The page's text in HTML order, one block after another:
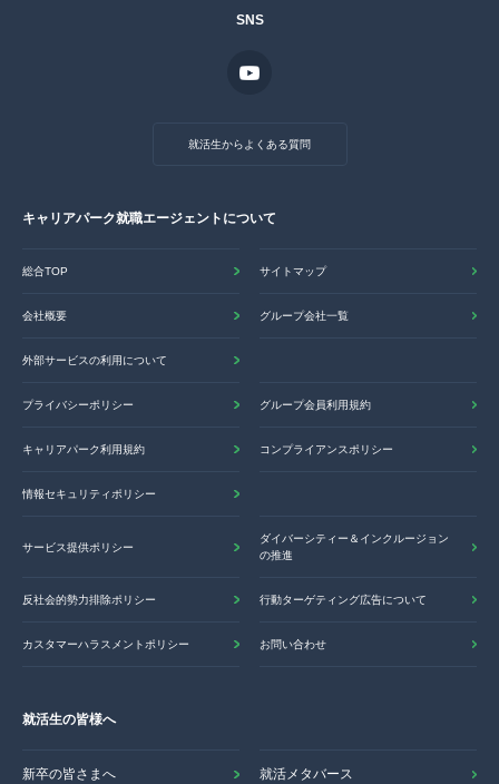
SNS
就活生からよくある質問
キャリアパーク就職エージェントについて
総合TOP サイトマップ
会社概要 グループ会社一覧
外部サービスの利用について
プライバシーポリシー グループ会員利用規約
キャリアパーク利用規約 コンプライアンスポリシー
情報セキュリティポリシー
サービス提供ポリシー
ダイバーシティー＆インクルージョン
の推進
反社会的勢力排除ポリシー 行動ターゲティング広告について
カスタマーハラスメントポリシー お問い合わせ
就活生の皆様へ
新卒の皆さまへ 就活メタバース